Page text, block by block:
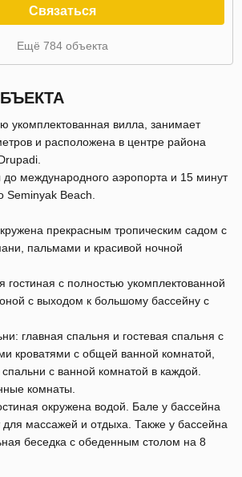
Связаться
Ещё 784 объекта
укомплектованная вилла, занимает
и расположена в центре района
до международного аэропорта и 15 минут
Seminyak Beach.
прекрасным тропическим садом с
пальмами и красивой ночной
гостиная с полностью укомплектованной
с выходом к большому бассейну с
главная спальня и гостевая спальня с
кроватями с общей ванной комнатой,
с ванной комнатой в каждой.
комнаты.
окружена водой. Бале у бассейна
для массажей и отдыха. Также у бассейна
беседка с обеденным столом на 8